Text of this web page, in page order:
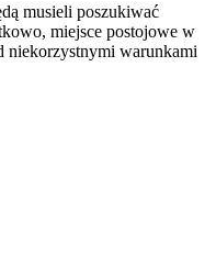
musieli poszukiwać
miejsce postojowe w
niekorzystnymi warunkami